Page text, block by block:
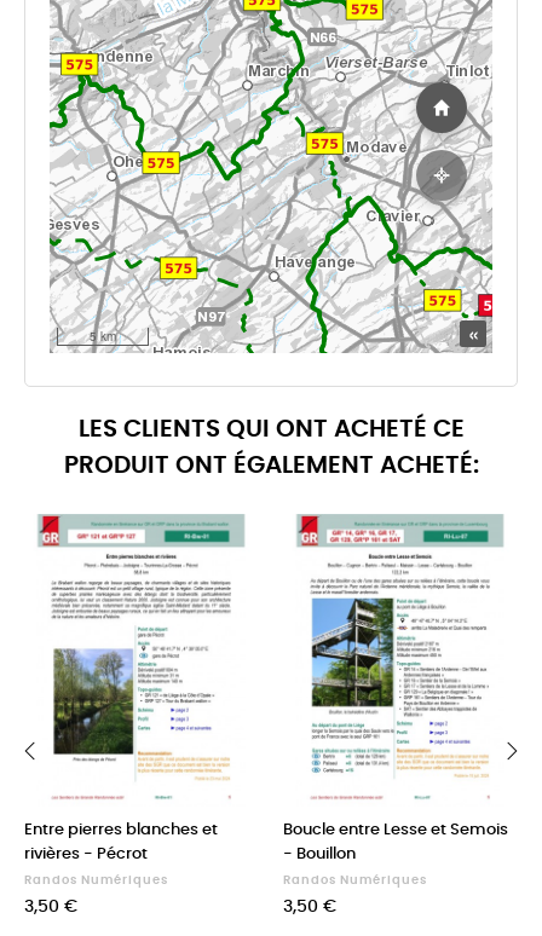
LES CLIENTS QUI ONT ACHETÉ CE
PRODUIT ONT ÉGALEMENT ACHETÉ:
Entre pierres blanches et
rivières - Pécrot
Randos Numériques
Prix
3,50 €
Boucle entre Lesse et Semois
- Bouillon
Randos Numériques
Prix
3,50 €